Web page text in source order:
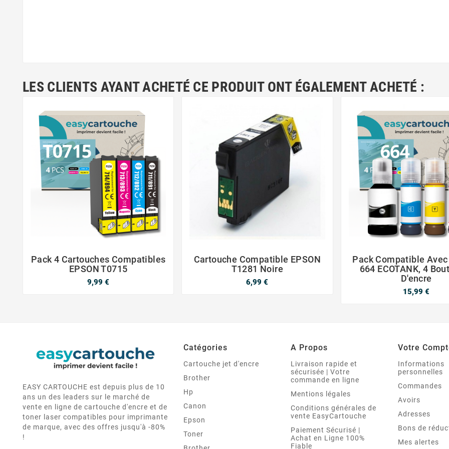
LES CLIENTS AYANT ACHETÉ CE PRODUIT ONT ÉGALEMENT ACHETÉ :
 
Pack 4 Cartouches Compatibles
EPSON T0715
9,99 €
 
Cartouche Compatible EPSON
T1281 Noire
6,99 €
 
Pack Compatible Avec
664 ECOTANK, 4
D'encre
15,99 €
EASY CARTOUCHE est depuis plus de 10
ans un des leaders sur le marché de
vente en ligne de cartouche d'encre et de
toner laser compatibles pour imprimante
de marque, avec des offres jusqu'à -80%
!
Catégories
Cartouche jet d'encre
Brother
Hp
Canon
Epson
Toner
A Propos
Livraison rapide et
sécurisée | Votre
commande en ligne
Mentions légales
Conditions générales de
vente EasyCartouche
Paiement Sécurisé |
Achat en Ligne 100%
Fiable
Votre
Informations
personnelles
Commandes
Avoirs
Adresses
Bons de
Mes alertes